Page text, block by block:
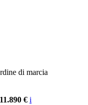
di marcia
€ i